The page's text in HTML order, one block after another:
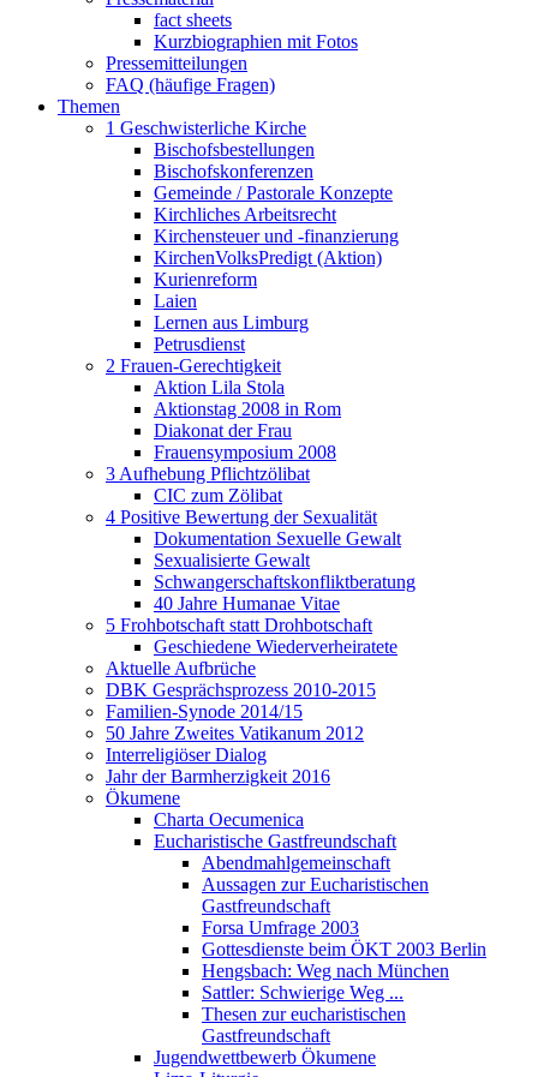
fact sheets
Kurzbiographien mit Fotos
Pressemitteilungen
FAQ (häufige Fragen)
Themen
1 Geschwisterliche Kirche
Bischofsbestellungen
Bischofskonferenzen
Gemeinde / Pastorale Konzepte
Kirchliches Arbeitsrecht
Kirchensteuer und -finanzierung
KirchenVolksPredigt (Aktion)
Kurienreform
Laien
Lernen aus Limburg
Petrusdienst
2 Frauen-Gerechtigkeit
Aktion Lila Stola
Aktionstag 2008 in Rom
Diakonat der Frau
Frauensymposium 2008
3 Aufhebung Pflichtzölibat
CIC zum Zölibat
4 Positive Bewertung der Sexualität
Dokumentation Sexuelle Gewalt
Sexualisierte Gewalt
Schwangerschaftskonfliktberatung
40 Jahre Humanae Vitae
5 Frohbotschaft statt Drohbotschaft
Geschiedene Wiederverheiratete
Aktuelle Aufbrüche
DBK Gesprächsprozess 2010-2015
Familien-Synode 2014/15
50 Jahre Zweites Vatikanum 2012
Interreligiöser Dialog
Jahr der Barmherzigkeit 2016
Ökumene
Charta Oecumenica
Eucharistische Gastfreundschaft
Abendmahlgemeinschaft
Aussagen zur Eucharistischen
Gastfreundschaft
Forsa Umfrage 2003
Gottesdienste beim ÖKT 2003 Berlin
Hengsbach: Weg nach München
Sattler: Schwierige Weg ...
Thesen zur eucharistischen
Gastfreundschaft
Jugendwettbewerb Ökumene